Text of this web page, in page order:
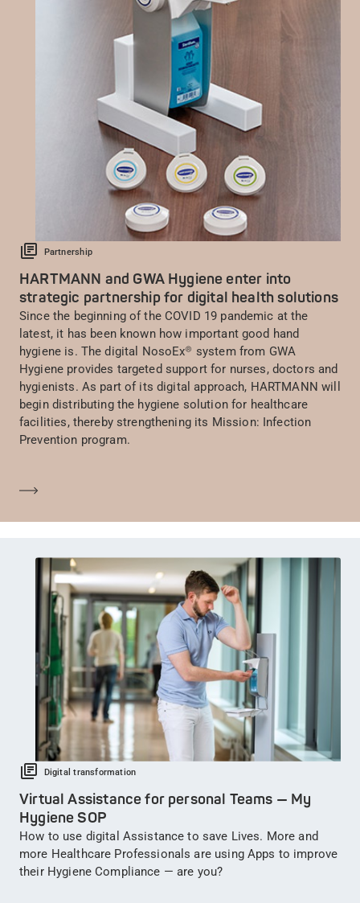
Partnership
HARTMANN and GWA Hygiene enter into
strategic partnership for digital health solutions
Since the beginning of the COVID 19 pandemic at the
latest, it has been known how important good hand
hygiene is. The digital NosoEx® system from GWA
Hygiene provides targeted support for nurses, doctors and
hygienists. As part of its digital approach, HARTMANN will
begin distributing the hygiene solution for healthcare
facilities, thereby strengthening its Mission: Infection
Prevention program.
Digital transformation
Virtual Assistance for personal Teams — My
Hygiene SOP
How to use digital Assistance to save Lives. More and
more Healthcare Professionals are using Apps to improve
their Hygiene Compliance — are you?